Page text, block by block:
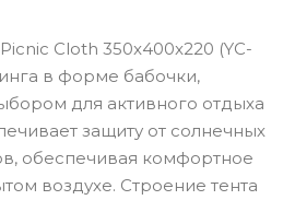
Cloth 350x400x220 (YC-
в форме бабочки,
для активного отдыха
защиту от солнечных
обеспечивая комфортное
воздухе. Строение тента